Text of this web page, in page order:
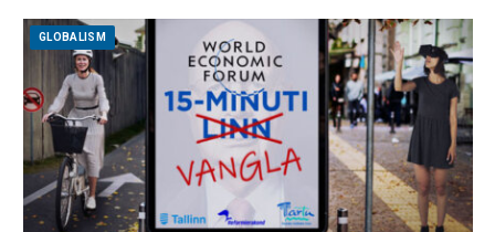
GLOBALISM